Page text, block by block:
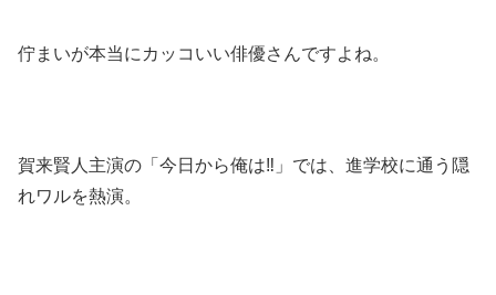
佇まいが本当にカッコいい俳優さんですよね。
賀来賢人主演の「今日から俺は‼︎」では、進学校に通う隠
れワルを熱演。